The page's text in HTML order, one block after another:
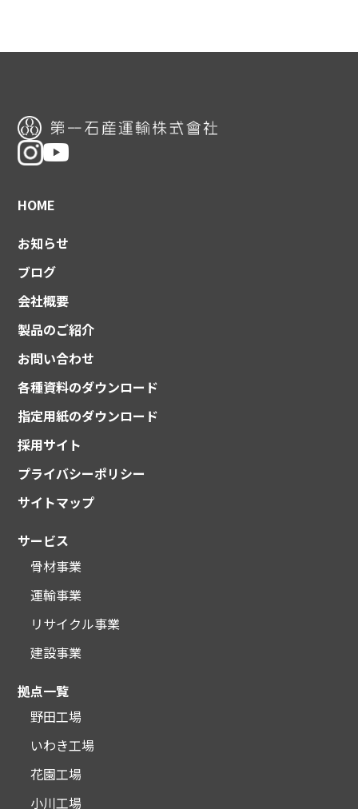
HOME
お知らせ
ブログ
会社概要
製品のご紹介
お問い合わせ
各種資料のダウンロード
指定用紙のダウンロード
採用サイト
プライバシーポリシー
サイトマップ
サービス
骨材事業
運輸事業
リサイクル事業
建設事業
拠点一覧
野田工場
いわき工場
花園工場
小川工場